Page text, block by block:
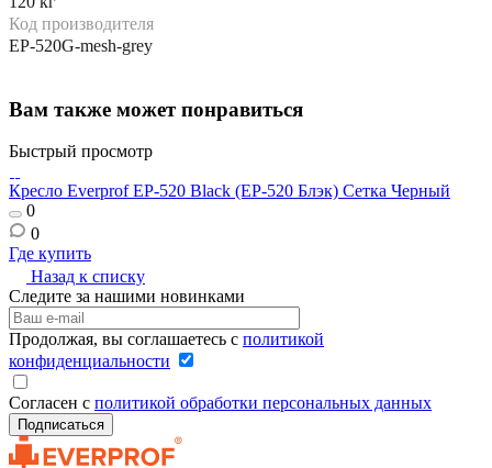
Код производителя
EP-520G-mesh-grey
Вам также может понравиться
Быстрый просмотр
Кресло Everprof EP-520 Black (EP-520 Блэк) Сетка Черный
0
0
Где купить
Назад к списку
Следите за нашими новинками
Продолжая, вы соглашаетесь с политикой
конфиденциальности
Согласен с политикой обработки персональных данных